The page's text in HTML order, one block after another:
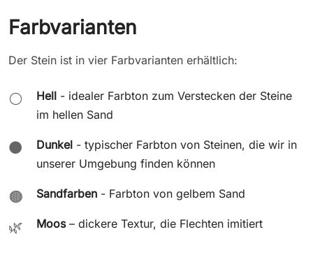
Farbvarianten
Der Stein ist in vier Farbvarianten erhältlich:
⚪ Hell - idealer Farbton zum Verstecken der Steine
im hellen Sand
⚫ Dunkel - typischer Farbton von Steinen, die wir in
unserer Umgebung finden können
🟤 Sandfarben - Farbton von gelbem Sand
🌿 Moos– dickere Textur, die Flechten imitiert